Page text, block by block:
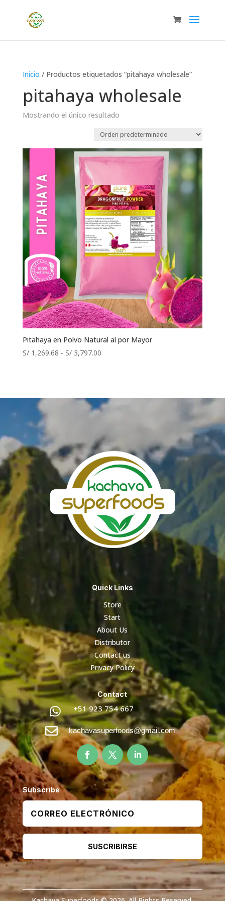
Inicio / Productos etiquetados “pitahaya wholesale”
pitahaya wholesale
Mostrando el único resultado
Pitahaya en Polvo Natural al por Mayor
S/1,269.68 - S/3,797.00Rango
S/ 1,269.68
hasta
Quick Links
Store
Start
About Us
Distributor
Contact us
Privacy Policy
Contact
 +51 923 754 667
 kachavasuperfoods@gmail.com
Subscribe
SUSCRIBIRSE